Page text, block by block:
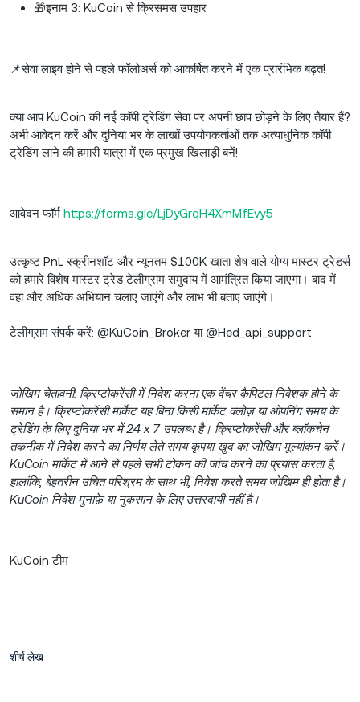
🎁इनाम 3: KuCoin से क्रिसमस उपहार
📌सेवा लाइव होने से पहले फॉलोअर्स को आकर्षित करने में एक प्रारंभिक बढ़त!
क्या आप KuCoin की नई कॉपी ट्रेडिंग सेवा पर अपनी छाप छोड़ने के लिए तैयार हैं?
अभी आवेदन करें और दुनिया भर के लाखों उपयोगकर्ताओं तक अत्याधुनिक कॉपी
ट्रेडिंग लाने की हमारी यात्रा में एक प्रमुख खिलाड़ी बनें!
आवेदन फॉर्म https://forms.gle/LjDyGrqH4XmMfEvy5
उत्कृष्ट PnL स्क्रीनशॉट और न्यूनतम $100K खाता शेष वाले योग्य मास्टर ट्रेडर्स
को हमारे विशेष मास्टर ट्रेड टेलीग्राम समुदाय में आमंत्रित किया जाएगा। बाद में
वहां और अधिक अभियान चलाए जाएंगे और लाभ भी बताए जाएंगे।
टेलीग्राम संपर्क करें: @KuCoin_Broker या @Hed_api_support
जोखिम चेतावनी: क्रिप्टोकरेंसी में निवेश करना एक वेंचर कैपिटल निवेशक होने के
समान है। क्रिप्टोकरेंसी मार्केट यह बिना किसी मार्केट क्लोज़ या ओपनिंग समय के
ट्रेडिंग के लिए दुनिया भर में 24 x 7 उपलब्ध है। क्रिप्टोकरेंसी और ब्लॉकचेन
तकनीक में निवेश करने का निर्णय लेते समय कृपया खुद का जोखिम मूल्यांकन करें।
KuCoin मार्केट में आने से पहले सभी टोकन की जांच करने का प्रयास करता है,
हालांकि, बेहतरीन उचित परिश्रम के साथ भी, निवेश करते समय जोखिम ही होता है।
KuCoin निवेश मुनाफ़े या नुकसान के लिए उत्तरदायी नहीं है।
KuCoin टीम
शीर्ष लेख